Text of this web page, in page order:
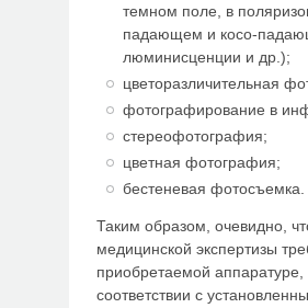
темном поле, в
падающем и косо-
люминисценции и др.);
цветоразличительная
фотографирование в
стереофотография;
цветная фотография;
бестеневая фотосъемка.
Таким образом, очевидно,
медицинской экспертизы
приобретаемой
соответствии с